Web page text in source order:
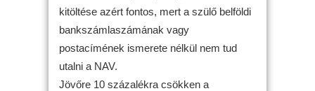
kitöltése azért fontos, mert a szülő belföldi
bankszámlaszámának vagy
postacímének ismerete nélkül nem tud
utalni a NAV.
Jövőre 10 százalékra csökken a